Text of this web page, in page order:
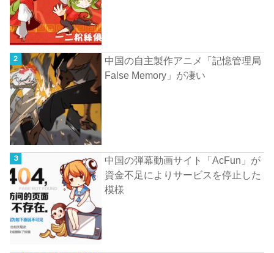
中国の自主製作アニメ「記憶管理局
False Memory」が凄い
中国の弾幕動画サイト「AcFun」が
資金不足によりサービスを停止した
模様